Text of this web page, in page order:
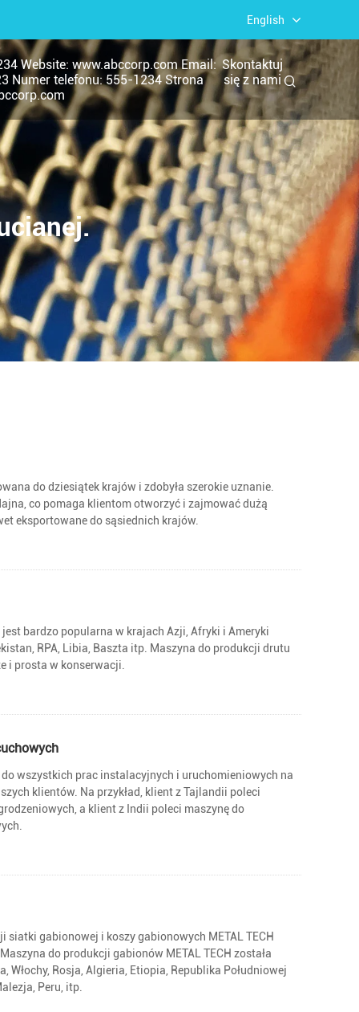
English
Website: www.abccorp.com Email:
Numer telefonu: 555-1234 Strona
Skontaktuj
się z nami
do dziesiątek krajów i zdobyła szerokie uznanie.
co pomaga klientom otworzyć i zajmować dużą
eksportowane do sąsiednich krajów.
bardzo popularna w krajach Azji, Afryki i Ameryki
RPA, Libia, Baszta itp. Maszyna do produkcji drutu
i prosta w konserwacji.
wszystkich prac instalacyjnych i uruchomieniowych na
klientów. Na przykład, klient z Tajlandii poleci
a klient z Indii poleci maszynę do
gabionowej i koszy gabionowych METAL TECH
do produkcji gabionów METAL TECH została
Rosja, Algieria, Etiopia, Republika Południowej
Peru, itp.